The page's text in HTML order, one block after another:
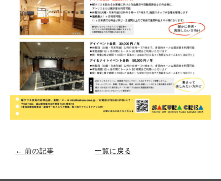
← 前の記事 一覧に戻る